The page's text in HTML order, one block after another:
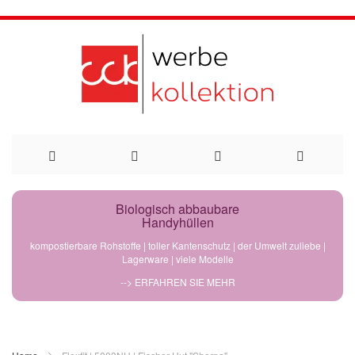
Direkt
Biologisch abbaubare
Handyhüllen
kompostierbare Rohstoffe | toller Kantenschutz | der Umwelt zuliebe |
Lagerware | viele Modelle
--> ERFAHREN SIE MEHR